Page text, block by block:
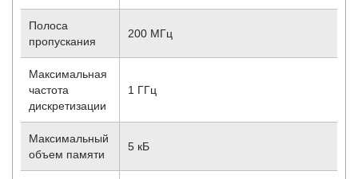
Полоса
пропускания
200 МГц
Максимальная
частота
дискретизации
1 ГГц
Максимальный
объем памяти
5 кБ